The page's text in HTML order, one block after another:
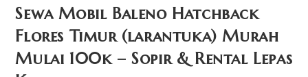
Murah
Mulai
100k
–
Sopir
&
Rental
Sewa Mobil Baleno Hatchback
Flores Timur (larantuka) Murah
Mulai 100k – Sopir & Rental Lepas